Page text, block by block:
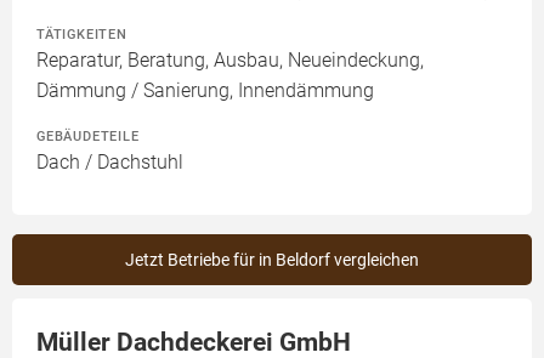
TÄTIGKEITEN
Reparatur, Beratung, Ausbau, Neueindeckung,
Dämmung / Sanierung, Innendämmung
GEBÄUDETEILE
Dach / Dachstuhl
Jetzt Betriebe für in Beldorf vergleichen
Müller Dachdeckerei GmbH